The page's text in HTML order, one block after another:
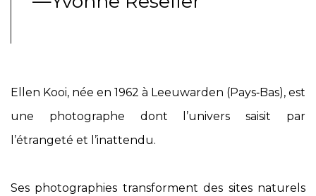
Ellen Kooi, née en 1962 à Leeuwarden (Pays‑Bas), est
une photographe dont l’univers saisit par
l’étrangeté et l’inattendu.
Ses photographies transforment des sites naturels